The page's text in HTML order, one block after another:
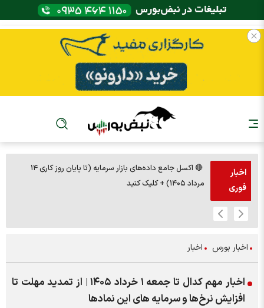
اخبار
فوری
🔴 اکسل جامع داده‌های بازار سرمایه (تا پایان روز کاری ۱۴
مرداد ۱۴۰۵) + کلیک کنید
اخبار بورس اخبار
اخبار مهم کدال تا جمعه ۱ خرداد ۱۴۰۵ | از تمدید مهلت تا
افزایش نرخ‌ها و سرمایه های این نمادها